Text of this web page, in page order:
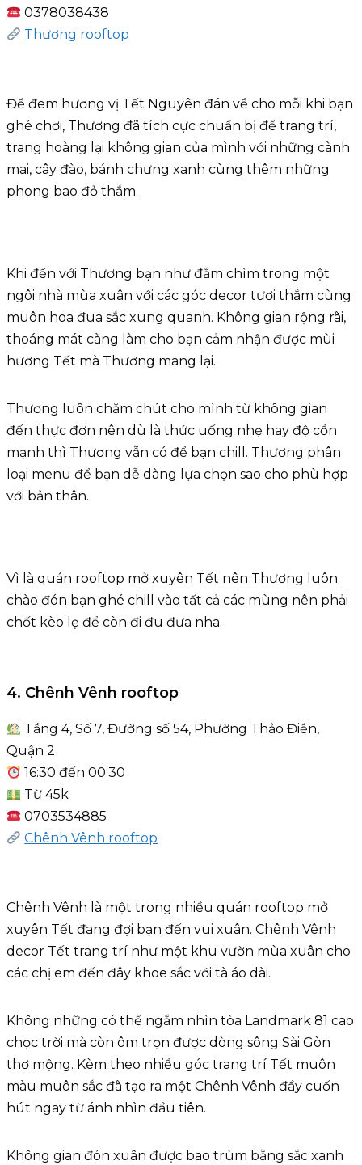
0378038438
Thương rooftop
Để đem hương vị Tết Nguyên đán về cho mỗi khi bạn
ghé chơi, Thương đã tích cực chuẩn bị để trang trí,
trang hoàng lại không gian của mình với những cành
mai, cây đào, bánh chưng xanh cùng thêm những
phong bao đỏ thắm.
Khi đến với Thương bạn như đắm chìm trong một
ngôi nhà mùa xuân với các góc decor tươi thắm cùng
muôn hoa đua sắc xung quanh. Không gian rộng rãi,
thoáng mát càng làm cho bạn cảm nhận được mùi
hương Tết mà Thương mang lại.
Thương luôn chăm chút cho mình từ không gian
đến thực đơn nên dù là thức uống nhẹ hay độ cồn
mạnh thì Thương vẫn có để bạn chill. Thương phân
loại menu để bạn dễ dàng lựa chọn sao cho phù hợp
với bản thân.
Vì là quán rooftop mở xuyên Tết nên Thương luôn
chào đón bạn ghé chill vào tất cả các mùng nên phải
chốt kèo lẹ để còn đi đu đưa nha.
4. Chênh Vênh rooftop
Tầng 4, Số 7, Đường số 54, Phường Thảo Điền,
Quận 2
16:30 đến 00:30
Từ 45k
0703534885
Chênh Vênh rooftop
Chênh Vênh là một trong nhiều quán rooftop mở
xuyên Tết đang đợi bạn đến vui xuân. Chênh Vênh
decor Tết trang trí như một khu vườn mùa xuân cho
các chị em đến đây khoe sắc với tà áo dài.
Không những có thể ngắm nhìn tòa Landmark 81 cao
chọc trời mà còn ôm trọn được dòng sông Sài Gòn
thơ mộng. Kèm theo nhiều góc trang trí Tết muôn
màu muôn sắc đã tạo ra một Chênh Vênh đầy cuốn
hút ngay từ ánh nhìn đầu tiên.
Không gian đón xuân được bao trùm bằng sắc xanh